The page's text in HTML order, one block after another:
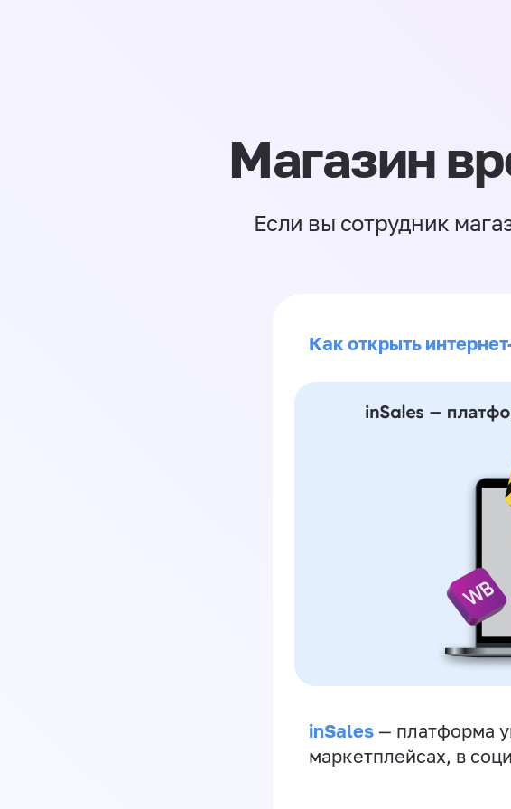
Магазин
Если вы сотрудник
Как открыть
inSales — платформа
маркетплейсах, в